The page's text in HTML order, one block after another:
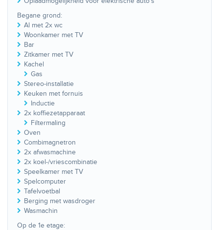
Begane grond:
Al met 2x wc
Woonkamer met TV
Bar
Zitkamer met TV
Kachel
Gas
Stereo-installatie
Keuken met fornuis
Inductie
2x koffiezetapparaat
Filtermaling
Oven
Combimagnetron
2x afwasmachine
2x koel-/vriescombinatie
Speelkamer met TV
Spelcomputer
Tafelvoetbal
Berging met wasdroger
Wasmachin
Op de 1e etage: